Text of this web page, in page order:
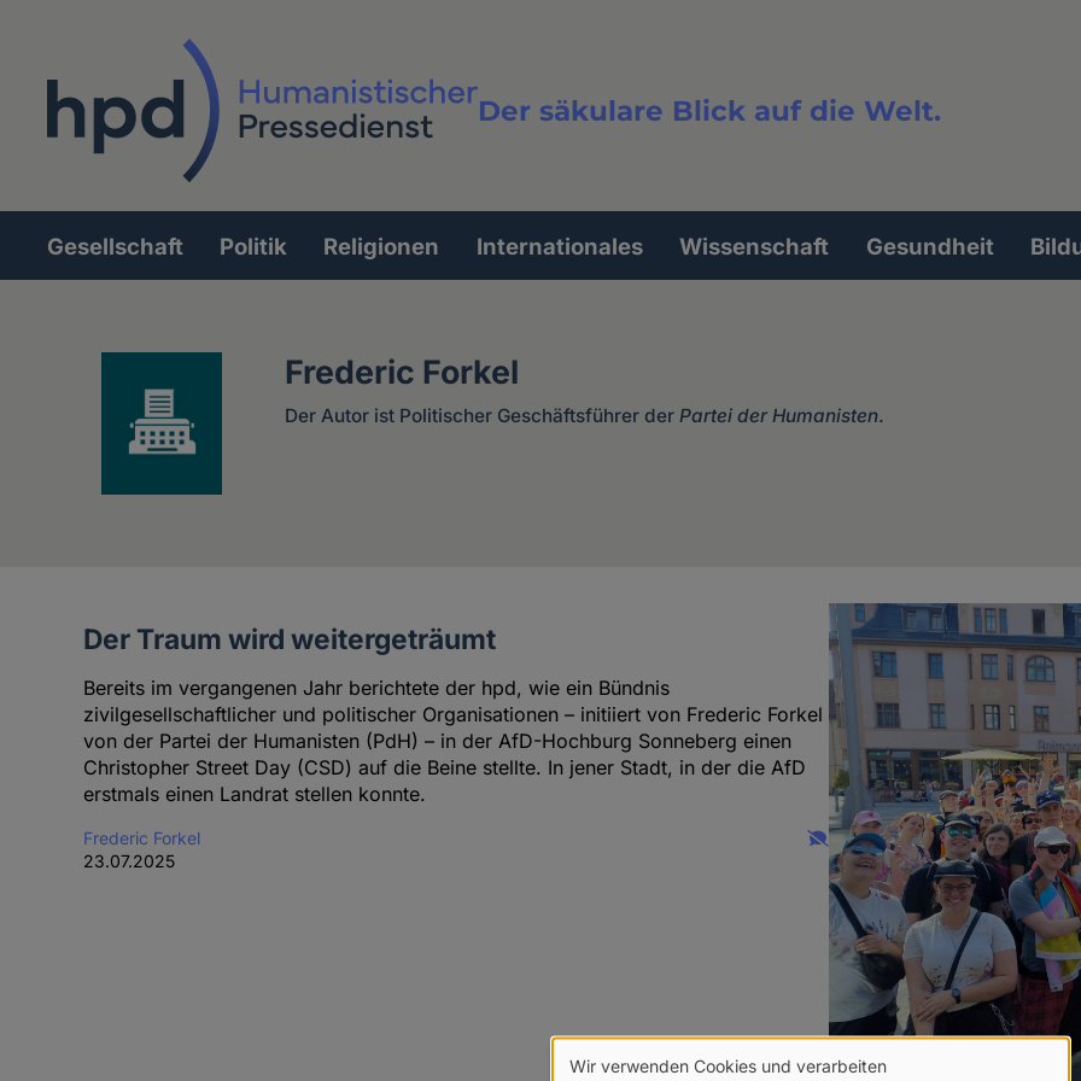
Der säkulare Blick auf die Welt.
Volltextsuche
Hauptnavigation
Gesellschaft Politik Religionen Internationales Wissenschaft Gesundheit
Frederic Forkel
Der Autor ist Politischer Geschäftsführer der Partei der Humanisten.
Artikel
Autoren
Der Traum wird weitergeträumt
Bereits im vergangenen Jahr berichtete der hpd, wie ein Bündnis
zivilgesellschaftlicher und politischer Organisationen – initiiert von Frederic Forkel
von der Partei der Humanisten (PdH) – in der AfD-Hochburg Sonneberg einen
Christopher Street Day (CSD) auf die Beine stellte. In jener Stadt, in der die AfD
erstmals einen Landrat stellen konnte.
Frederic Forkel
23.07.2025
Wir verwenden Cookies und verarbeiten